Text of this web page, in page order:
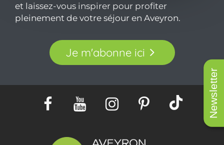
Newsletter
et laissez-vous inspirer pour profiter
pleinement de votre séjour en Aveyron.
Je m'abonne ici